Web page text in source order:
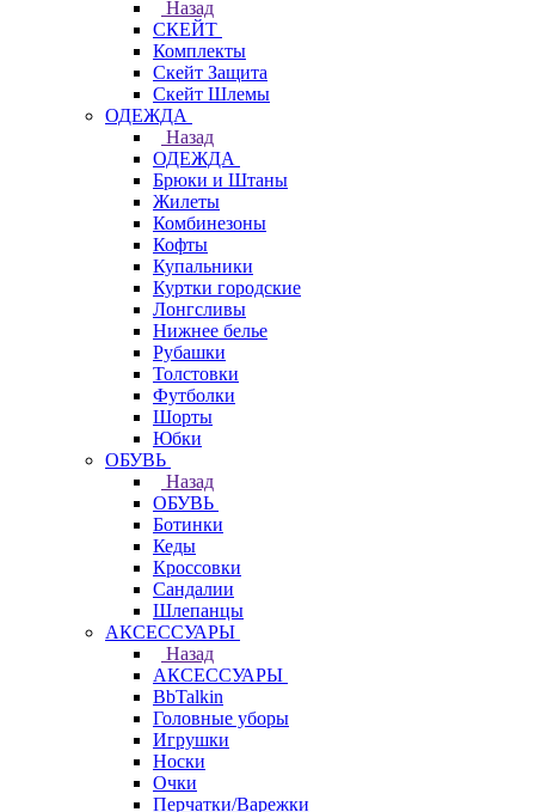
Назад
СКЕЙТ
Комплекты
Скейт Защита
Скейт Шлемы
ОДЕЖДА
Назад
ОДЕЖДА
Брюки и Штаны
Жилеты
Комбинезоны
Кофты
Купальники
Куртки городские
Лонгсливы
Нижнее белье
Рубашки
Толстовки
Футболки
Шорты
Юбки
ОБУВЬ
Назад
ОБУВЬ
Ботинки
Кеды
Кроссовки
Сандалии
Шлепанцы
АКСЕССУАРЫ
Назад
АКСЕССУАРЫ
BbTalkin
Головные уборы
Игрушки
Носки
Очки
Перчатки/Варежки